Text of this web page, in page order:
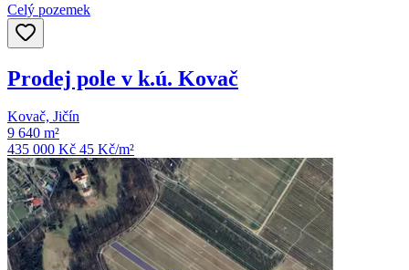
Celý pozemek
Prodej pole v k.ú. Kovač
Kovač, Jičín
9 640 m²
435 000 Kč 45 Kč/m²